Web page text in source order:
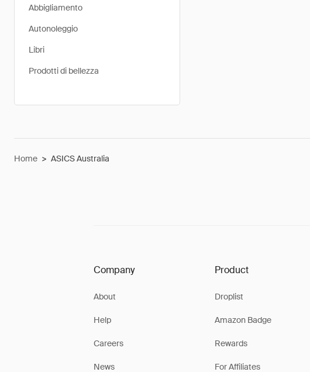
Abbigliamento
Autonoleggio
Libri
Prodotti di bellezza
Home > ASICS Australia
Company
About
Help
Careers
News
Product
Droplist
Amazon Badge
Rewards
For Affiliates